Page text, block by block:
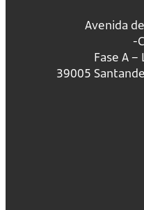
Avenida
-
Fase A –
39005